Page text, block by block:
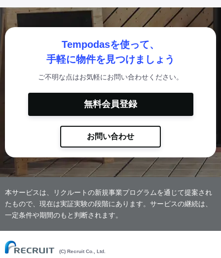
Tempodasを使って、
手軽に物件を見つけましょう
ご不明な点はお気軽にお問い合わせください。
無料会員登録
お問い合わせ
本サービスは、リクルートの新規事業プログラムを通じて提案され
たもので、現在は実証実験の段階にあります。サービスの継続は、
一定条件や期間のもと判断されます。
(C) Recruit Co., Ltd.